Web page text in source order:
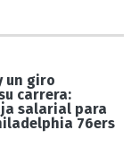
un giro
carrera:
salarial para
76ers